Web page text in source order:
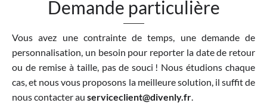
Demande particulière
Vous avez une contrainte de temps, une demande de
personnalisation, un besoin pour reporter la date de retour
ou de remise à taille, pas de souci ! Nous étudions chaque
cas, et nous vous proposons la meilleure solution, il suffit de
nous contacter au serviceclient@divenly.fr.